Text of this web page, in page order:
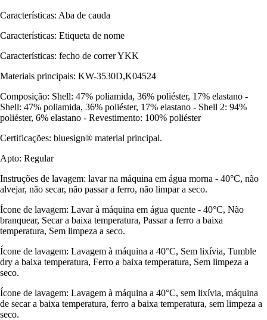
Características: Aba de cauda
Características: Etiqueta de nome
Características: fecho de correr YKK
Materiais principais: KW-3530D,K04524
Composição: Shell: 47% poliamida, 36% poliéster, 17% elastano -
Shell: 47% poliamida, 36% poliéster, 17% elastano - Shell 2: 94%
poliéster, 6% elastano - Revestimento: 100% poliéster
Certificações: bluesign® material principal.
Apto: Regular
Instruções de lavagem: lavar na máquina em água morna - 40°C, não
alvejar, não secar, não passar a ferro, não limpar a seco.
Ícone de lavagem: Lavar à máquina em água quente - 40°C, Não
branquear, Secar a baixa temperatura, Passar a ferro a baixa
temperatura, Sem limpeza a seco.
Ícone de lavagem: Lavagem à máquina a 40°C, Sem lixívia, Tumble
dry a baixa temperatura, Ferro a baixa temperatura, Sem limpeza a
seco.
Ícone de lavagem: Lavagem à máquina a 40°C, sem lixívia, máquina
de secar a baixa temperatura, ferro a baixa temperatura, sem limpeza a
seco.